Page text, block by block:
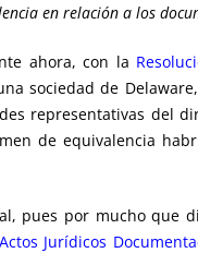
en relación a los
ahora, con la
sociedad de
representativas del
de equivalencia
pues por mucho que
Jurídicos